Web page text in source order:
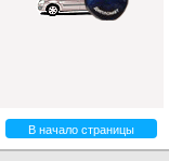
В начало страницы